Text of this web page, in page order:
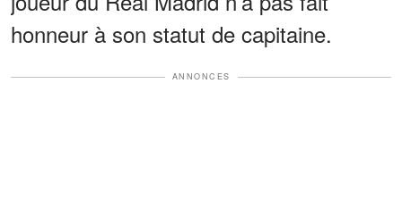
honneur à son statut de capitaine.
ANNONCES